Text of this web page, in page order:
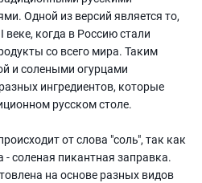
Одной из версий является то,
веке, когда в Россию стали
со всего мира. Таким
и солеными огурцами
ингредиентов, которые
русском столе.
от слова "соль", так как
соленая пикантная заправка.
на основе разных видов